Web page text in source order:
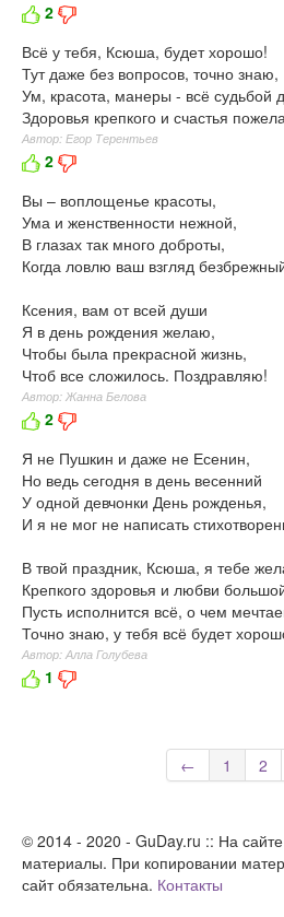
2
Всё у тебя, Ксюша, будет хорошо!
Тут даже без вопросов, точно знаю,
Ум, красота, манеры - всё судьбой
Здоровья крепкого и счастья
Автор: Егор Терентьев
2
Вы – воплощенье красоты,
Ума и женственности нежной,
В глазах так много доброты,
Когда ловлю ваш взгляд
Ксения, вам от всей души
Я в день рождения желаю,
Чтобы была прекрасной жизнь,
Чтоб все сложилось. Поздравляю!
Автор: Жанна Белова
2
Я не Пушкин и даже не Есенин,
Но ведь сегодня в день весенний
У одной девчонки День рожденья,
И я не мог не написать
В твой праздник, Ксюша, я тебе
Крепкого здоровья и любви
Пусть исполнится всё, о чем
Точно знаю, у тебя всё будет
Автор: Алла Голубева
1
← 1 2
© 2014 - 2020 - GuDay.ru :: На сайте
материалы. При копировании
сайт обязательна. Контакты